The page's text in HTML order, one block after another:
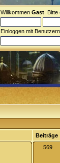
Willkommen Gast . Bitte
Einloggen mit
Beiträge
569